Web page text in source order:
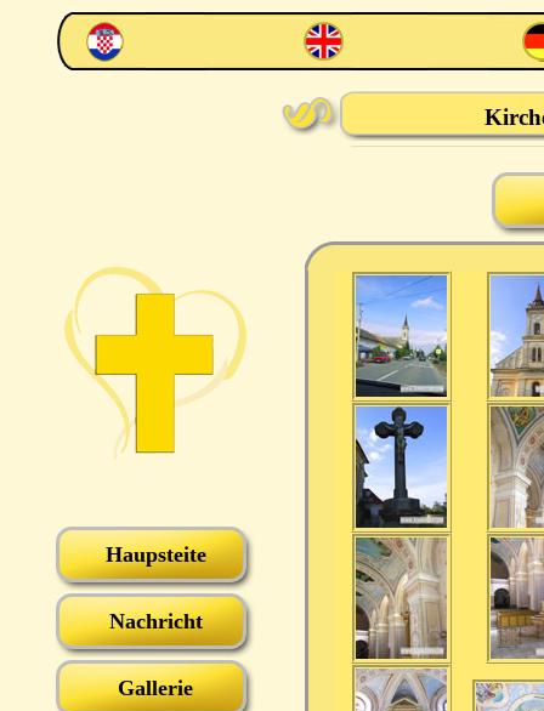
Haupsteite
Nachricht
Gallerie